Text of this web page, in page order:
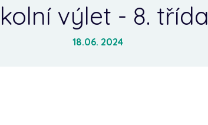
výlet - 8. třída
18.06. 2024